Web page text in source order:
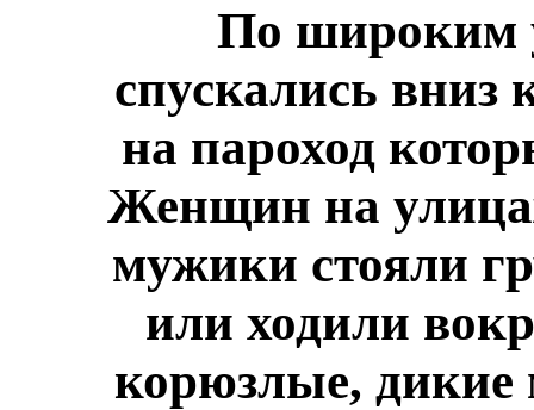
По широким
спускались вниз
на пароход
Женщин на
мужики стояли
или ходили
корюзлые,